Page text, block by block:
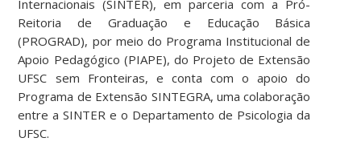
Internacionais (SINTER), em parceria com a Pró-
Reitoria de Graduação e Educação Básica
(PROGRAD), por meio do Programa Institucional de
Apoio Pedagógico (PIAPE), do Projeto de Extensão
UFSC sem Fronteiras, e conta com o apoio do
Programa de Extensão SINTEGRA, uma colaboração
entre a SINTER e o Departamento de Psicologia da
UFSC.